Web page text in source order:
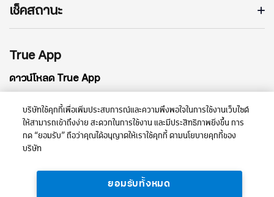
เช็คสถานะ
True App
ดาวน์โหลด True App
บริษัทใช้คุกกี้เพื่อเพิ่มประสบการณ์และความพึงพอใจในการใช้งานเว็บไซต์
ให้สามารถเข้าถึงง่าย สะดวกในการใช้งาน และมีประสิทธิภาพยิ่งขึ้น การ
กด “ยอมรับ” ถือว่าคุณได้อนุญาตให้เราใช้คุกกี้ ตามนโยบายคุกกี้ของ
บริษัท
ยอมรับทั้งหมด